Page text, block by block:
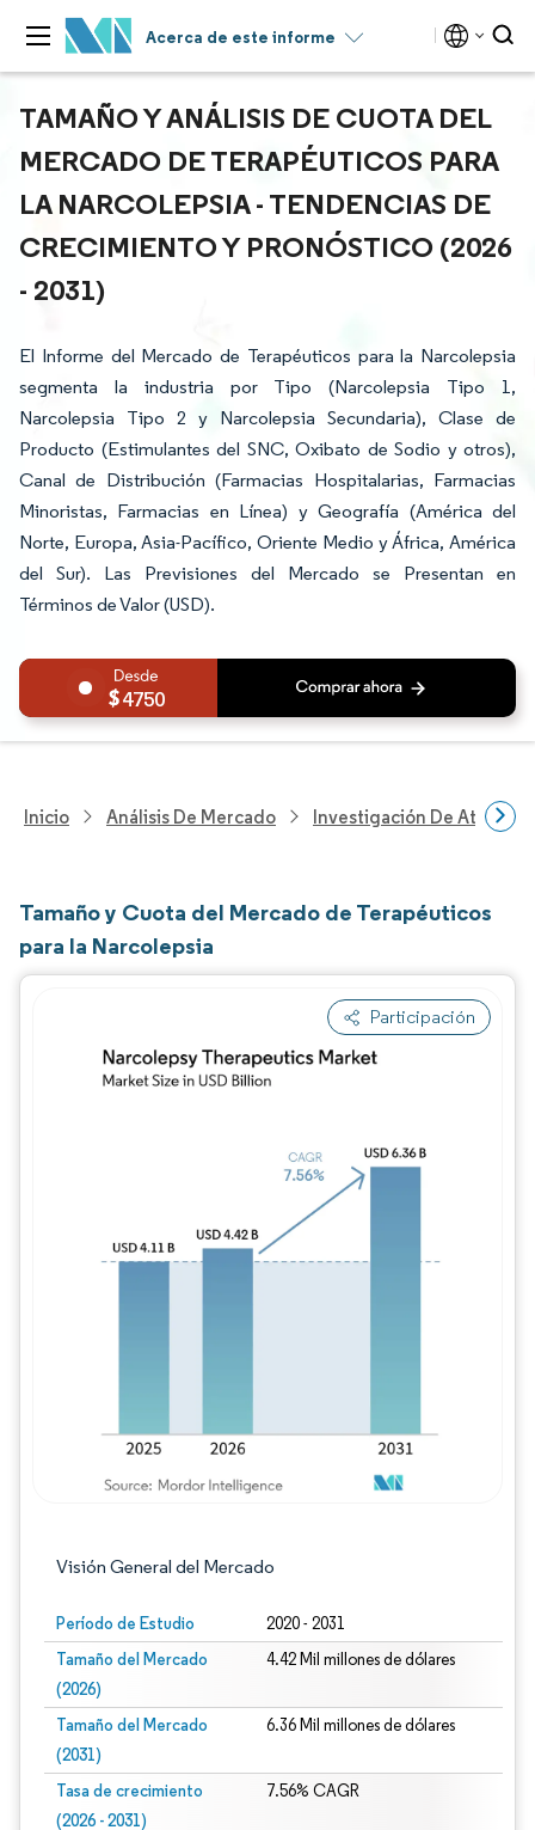
Acerca de este informe
TAMAÑO Y ANÁLISIS DE CUOTA DEL
MERCADO DE TERAPÉUTICOS PARA
LA NARCOLEPSIA - TENDENCIAS DE
CRECIMIENTO Y PRONÓSTICO (2026
- 2031)
El Informe del Mercado de Terapéuticos para la Narcolepsia
segmenta la industria por Tipo (Narcolepsia Tipo 1,
Narcolepsia Tipo 2 y Narcolepsia Secundaria), Clase de
Producto (Estimulantes del SNC, Oxibato de Sodio y otros),
Canal de Distribución (Farmacias Hospitalarias, Farmacias
Minoristas, Farmacias en Línea) y Geografía (América del
Norte, Europa, Asia-Pacífico, Oriente Medio y África, América
del Sur). Las Previsiones del Mercado se Presentan en
Términos de Valor (USD).
4750
Inicio Análisis De Mercado Investigación De
Tamaño y Cuota del Mercado de Terapéuticos
para la Narcolepsia
Participación
Visión General del Mercado
Período de Estudio 2020 - 2031
Tamaño del Mercado
(2026)
4.42 Mil millones de dólares
Tamaño del Mercado
(2031)
6.36 Mil millones de dólares
Tasa de crecimiento
(2026 - 2031)
7.56% CAGR